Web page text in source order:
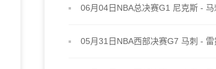
06月04日NBA总决赛G1 尼克斯 - 马
05月31日NBA西部决赛G7 马刺 - 雷